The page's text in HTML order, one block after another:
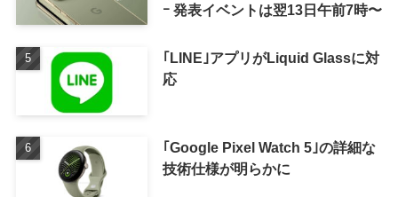
ｰ 発表イベントは翌13日午前7時〜
｢LINE｣アプリがLiquid Glassに対
応
｢Google Pixel Watch 5｣の詳細な
技術仕様が明らかに